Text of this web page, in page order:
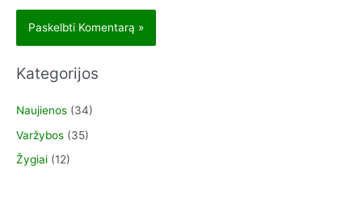
Kategorijos
Naujienos (34)
Varžybos (35)
Žygiai (12)